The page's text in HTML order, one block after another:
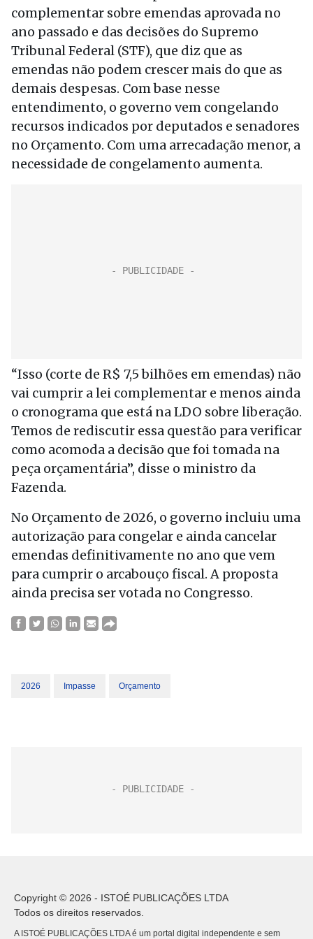
complementar sobre emendas aprovada no
ano passado e das decisões do Supremo
Tribunal Federal (STF), que diz que as
emendas não podem crescer mais do que as
demais despesas. Com base nesse
entendimento, o governo vem congelando
recursos indicados por deputados e senadores
no Orçamento. Com uma arrecadação menor, a
necessidade de congelamento aumenta.
“Isso (corte de R$ 7,5 bilhões em emendas) não
vai cumprir a lei complementar e menos ainda
o cronograma que está na LDO sobre liberação.
Temos de rediscutir essa questão para verificar
como acomoda a decisão que foi tomada na
peça orçamentária”, disse o ministro da
Fazenda.
No Orçamento de 2026, o governo incluiu uma
autorização para congelar e ainda cancelar
emendas definitivamente no ano que vem
para cumprir o arcabouço fiscal. A proposta
ainda precisa ser votada no Congresso.
2026 Impasse Orçamento
Copyright © 2026 - ISTOÉ PUBLICAÇÕES LTDA
Todos os direitos reservados.
A ISTOÉ PUBLICAÇÕES LTDA é um portal digital independente e sem